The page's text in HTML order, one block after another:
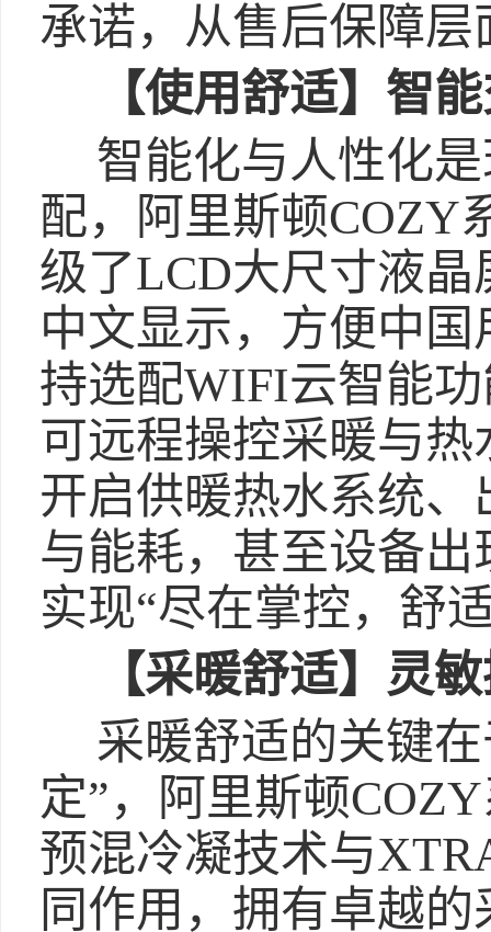
承诺，从售后保障
【使用舒适】 智
智能化与人性化
配，阿里斯顿COZY
级了LCD大尺寸液
中文显示，方便中
持选配WIFI云智能
可远程操控采暖与
开启供暖热水系统
与能耗，甚至设备
实现“尽在掌控，舒
【采暖舒适】灵敏
采暖舒适的关键
定”，阿里斯顿
预混冷凝技术与
同作用，拥有卓越